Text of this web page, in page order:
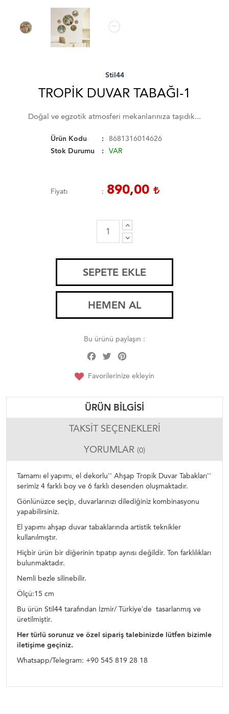
Stil44
TROPİK DUVAR TABAĞI-1
Doğal ve egzotik atmosferi mekanlarınıza taşıdık...
Ürün Kodu
8681316014626
Stok Durumu
VAR
Fiyatı 890,00
SEPETE EKLE
HEMEN AL
Bu ürünü paylaşın :
Facebook
Twitter
Favorilerinize ekleyin
ÜRÜN BILGISI
TAKSIT SEÇENEKLERI
YORUMLAR (0)
Tamamı el yapımı, el dekorlu'' Ahşap Tropik Duvar Tabakları''
serimiz 4 farklı boy ve 6 farklı desenden oluşmaktadır.
Gönlünüzce seçip, duvarlarınızı dilediğiniz kombinasyonu
yapabilirsiniz.
El yapımı ahşap duvar tabaklarında artistik teknikler
kullanılmıştır.
Hiçbir ürün bir diğerinin tıpatıp aynısı değildir. Ton farklılıkları
bulunmaktadır.
Nemli bezle silinebilir.
Ölçü:15 cm
Bu ürün Stil44 tarafından İzmir/ Türkiye’de tasarlanmış ve
üretilmiştir.
Her türlü sorunuz ve özel sipariş talebinizde lütfen bizimle
iletişime geçiniz.
Whatsapp/Telegram: +90 545 819 28 18